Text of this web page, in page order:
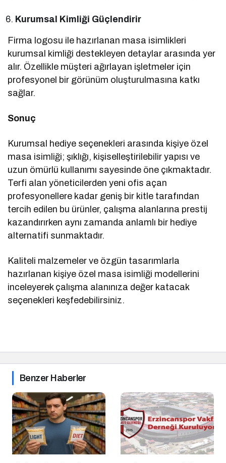
Kurumsal Kimliği Güçlendirir
Firma logosu ile hazırlanan masa isimlikleri
kurumsal kimliği destekleyen detaylar arasında yer
alır. Özellikle müşteri ağırlayan işletmeler için
profesyonel bir görünüm oluşturulmasına katkı
sağlar.
Sonuç
Kurumsal hediye seçenekleri arasında kişiye özel
masa isimliği; şıklığı, kişiselleştirilebilir yapısı ve
uzun ömürlü kullanımı sayesinde öne çıkmaktadır.
Terfi alan yöneticilerden yeni ofis açan
profesyonellere kadar geniş bir kitle tarafından
tercih edilen bu ürünler, çalışma alanlarına prestij
kazandırırken aynı zamanda anlamlı bir hediye
alternatifi sunmaktadır.
Kaliteli malzemeler ve özgün tasarımlarla
hazırlanan kişiye özel masa isimliği modellerini
inceleyerek çalışma alanınıza değer katacak
seçenekleri keşfedebilirsiniz.
Benzer Haberler